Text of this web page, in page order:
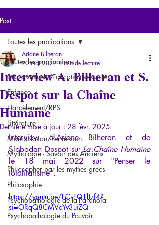
Post
Toutes les publications
Droits sexuels/Education sexuelle
Enfance
Harcèlement/RPS
Littérature
Manipulation/Perversion
Mythologie - Savoir des Anciens
Philosopher par les mythes grecs
Philosophie
Psychopathologie de la Paranoïa
Psychopathologie du Pouvoir
Toutes les publications
Interview A. Bilheran et S.
Despot sur la Chaîne
Humaine
Ariane Bilheran
20 mai 2022 1 min de lecture
Dernière mise à jour : 28 févr. 2025
Interview d'Ariane Bilheran et de
Slobodan Despot sur
La Chaîne Humaine
le 18 mai 2022 sur "Penser le
totalitarisme".
https://youtu.be/FCsFQ1lJzf4?
si=ORqQ8CMVcYv3uiZQ